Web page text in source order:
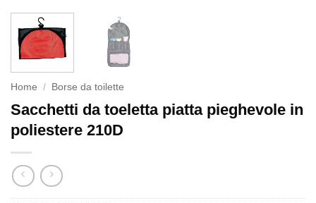
Home / Borse da toilette
Sacchetti da toeletta piatta pieghevole in
poliestere 210D